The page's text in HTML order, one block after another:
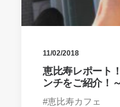
11/02/2018
恵比寿レポート
ンチをご紹介！
#恵比寿カフェ